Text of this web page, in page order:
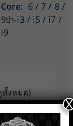
Core: 6 / 7 / 8 /
9th-i3 / i5 / i7 /
i9
ทั้งหมด)
X